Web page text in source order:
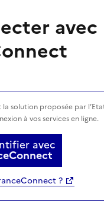
avec
la solution proposée par
à vos services en ligne.
avec
?